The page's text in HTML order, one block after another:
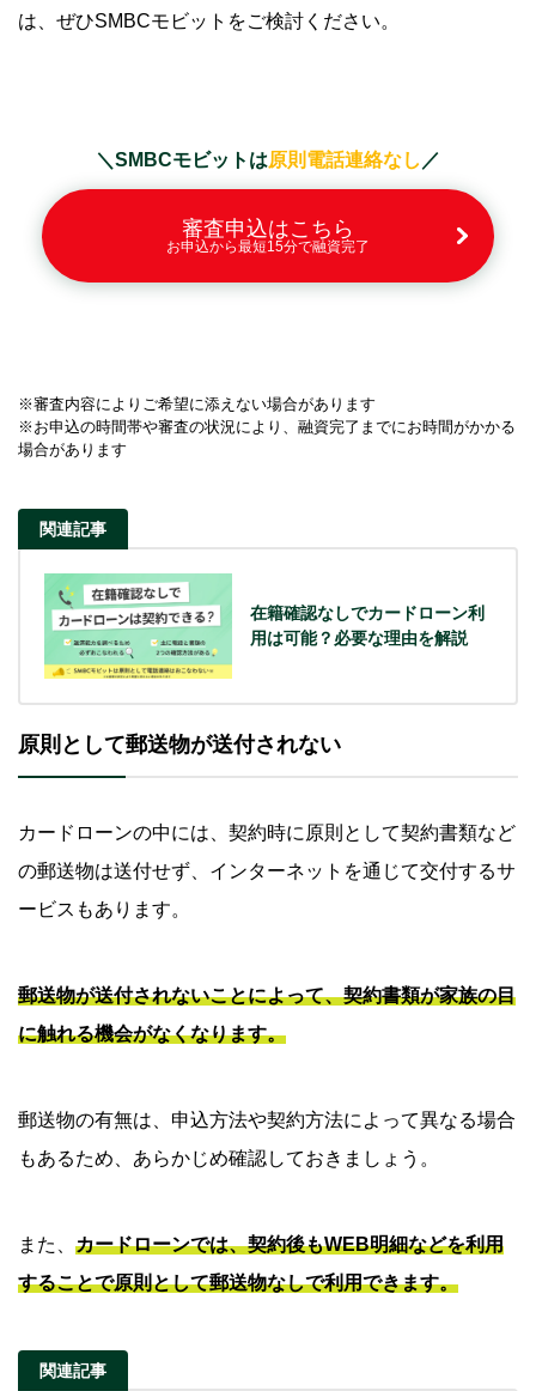
は、ぜひSMBCモビットをご検討ください。
＼SMBCモビットは原則電話連絡なし ／
審査申込はこちら
お申込から最短15分で融資完了
※審査内容によりご希望に添えない場合があります
※お申込の時間帯や審査の状況により、融資完了までにお時間がかかる
場合があります
関連記事
在籍確認なしでカードローン利
用は可能？必要な理由を解説
原則として郵送物が送付されない
カードローンの中には、契約時に原則として契約書類など
の郵送物は送付せず、インターネットを通じて交付するサ
ービスもあります。
郵送物が送付されないことによって、契約書類が家族の目
に触れる機会がなくなります。
郵送物の有無は、申込方法や契約方法によって異なる場合
もあるため、あらかじめ確認しておきましょう。
また、 カードローンでは、契約後もWEB明細などを利用
することで原則として郵送物なしで利用できます。
関連記事